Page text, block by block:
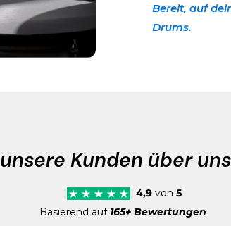
Bereit, auf
Drums.
unsere Kunden über
4,9 von 5
Basierend auf 165+ Bewertungen